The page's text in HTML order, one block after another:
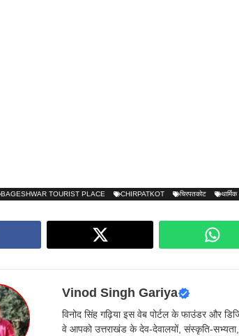
BAGESHWAR TOURIST PLACE CHIRPATKOT चिरपतकोट
Vinod Singh Gariya
विनोद सिंह गढ़िया इस वेब पोर्टल के फाउंडर और
वे आपको उत्तराखंड के देव-देवालयों, संस्कृति-